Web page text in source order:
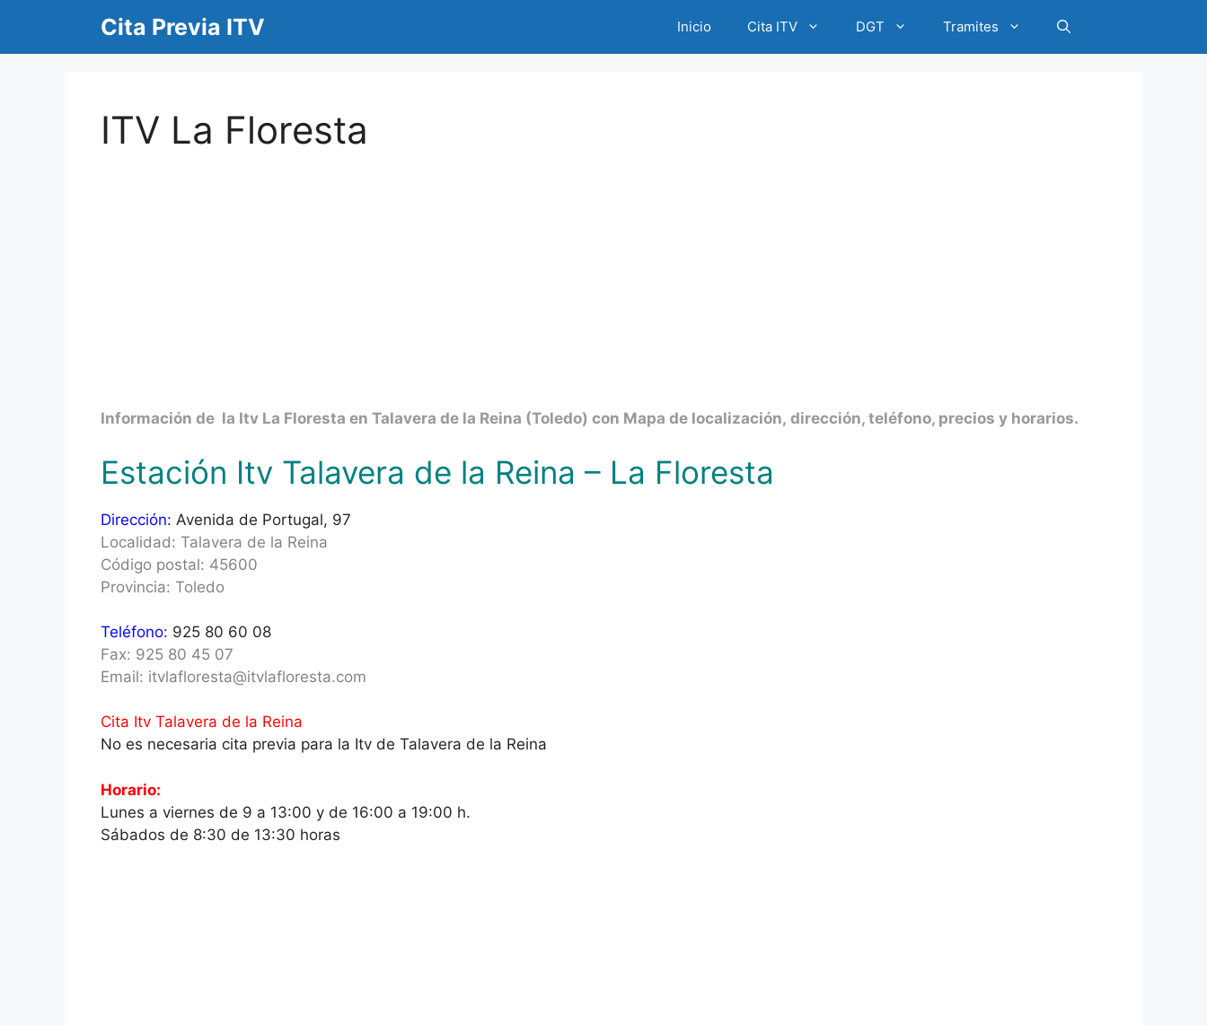
contenido
Cita Previa ITV Inicio Cita ITV DGT Tramites
ITV La Floresta
Información de la Itv La Floresta en Talavera de la Reina (Toledo) con Mapa de localización, dirección, teléfono, precios y horarios.
Estación Itv Talavera de la Reina – La Floresta
Dirección: Avenida de Portugal, 97
Localidad: Talavera de la Reina
Código postal: 45600
Provincia: Toledo
Teléfono: 925 80 60 08
Fax: 925 80 45 07
Email: itvlafloresta@itvlafloresta.com
Cita Itv Talavera de la Reina
No es necesaria cita previa para la Itv de Talavera de la Reina
Horario:
Lunes a viernes de 9 a 13:00 y de 16:00 a 19:00 h.
Sábados de 8:30 de 13:30 horas